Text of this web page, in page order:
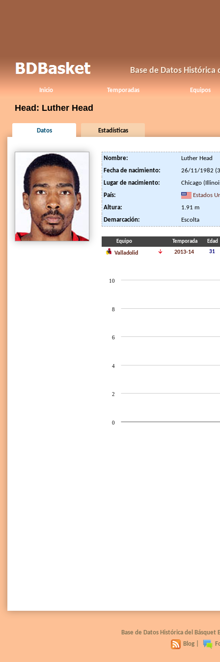
Base de Datos Histórica
Inicio Temporadas Equipos
Head: Luther Head
Datos Estadísticas
Nombre:
Luther Head
Fecha de nacimiento:
26/11/1982
Lugar de nacimiento:
Chicago
País:
Estados
Altura:
1.91 m
Demarcación:
Escolta
Equipo Temporada Edad
Valladolid 2013-14 31
0
2
4
6
8
10
Base de Datos Histórica del
Blog|